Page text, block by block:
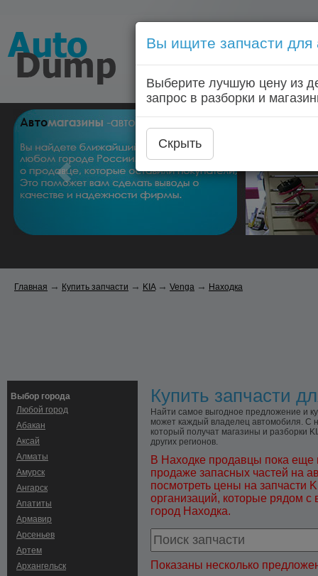
Голосовой запрос
Главная
Главная → Купить запчасти → KIA → Venga → Находка
Выбор города
Любой город
Абакан
Аксай
Алматы
Амурск
Ангарск
Апатиты
Армавир
Арсеньев
Артем
Архангельск
Купить запчасти
Найти самое выгодное предложение и
может каждый владелец автомобиля. С
который получат магазины и разборки
других регионов.
В Находке продавцы пока еще
продаже запасных частей на
посмотреть цены на запчасти
организаций, которые рядом с
город Находка.
Показаны несколько
Вы ищите запчасти для
Выберите лучшую цену из
запрос в разборки и
Скрыть